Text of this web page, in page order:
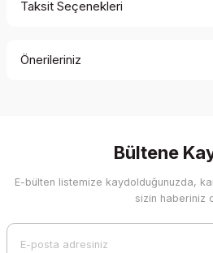
Taksit Seçenekleri
Önerileriniz
Görüş ve önerileriniz için teşekkür
Ürün resmi kalitesiz, bozuk veya
Bültene
E-bülten listemize kaydolduğunuzda,
sizin haberiniz